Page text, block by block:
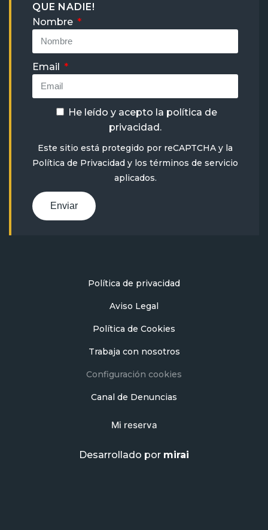
QUE NADIE!
Nombre
Email
He leído y acepto la política de
privacidad.
Este sitio está protegido por reCAPTCHA y la
Política de Privacidad y los términos de servicio
aplicados.
Enviar
Política de privacidad
Aviso Legal
Política de Cookies
Trabaja con nosotros
Configuración cookies
Canal de Denuncias
Mi reserva
Desarrollado por mirai